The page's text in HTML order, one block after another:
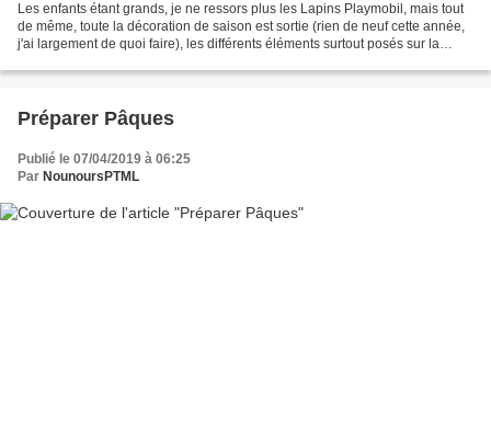
Les enfants étant grands, je ne ressors plus les Lapins Playmobil, mais tout
de même, toute la décoration de saison est sortie (rien de neuf cette année,
j'ai largement de quoi faire), les différents éléments surtout posés sur la
Préparer Pâques
Publié le 07/04/2019 à 06:25
Par NounoursPTML